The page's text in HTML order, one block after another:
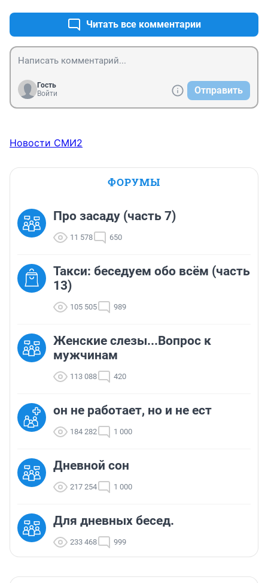
А ещё был дед - старый паровозник, но пенсию не
Читать все комментарии
Гость
Войти
Отправить
Новости СМИ2
ФОРУМЫ
Про засаду (часть 7)
11 578 650
Такси: беседуем обо всём (часть
13)
105 505 989
Женские слезы...Вопрос к
мужчинам
113 088 420
он не работает, но и не ест
184 282 1 000
Дневной сон
217 254 1 000
Для дневных бесед.
233 468 999